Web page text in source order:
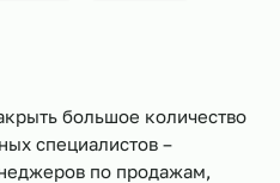
большое количество
специалистов –
по продажам,